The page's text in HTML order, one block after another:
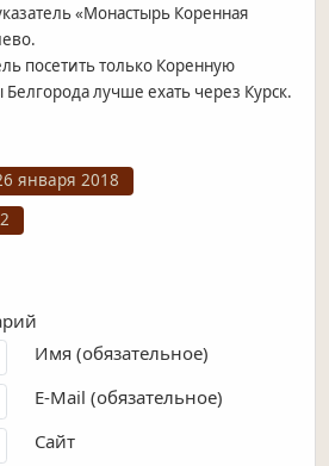
«Монастырь Коренная
посетить только Коренную
Белгорода лучше ехать через Курск.
января 2018
монастырь отметил 400-летие
Имя (обязательное)
E-Mail (обязательное)
Сайт